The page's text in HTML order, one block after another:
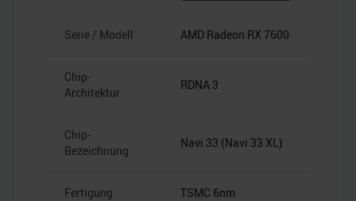
Serie / Modell AMD Radeon RX 7600
Chip-
Architektur
RDNA 3
Chip-
Bezeichnung
Navi 33 (Navi 33 XL)
Fertigung TSMC 6nm